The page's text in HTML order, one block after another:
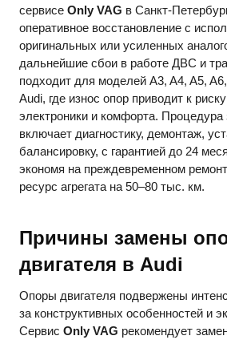
сервисе Only VAG в Санкт-
оперативное восстановление с
оригинальных или усиленных
дальнейшие сбои в работе ДВС и
подходит для моделей A3, A4, A5,
Audi, где износ опор приводит к
электроники и комфорта. Процедура
включает диагностику, демонтаж,
балансировку, с гарантией до 24
экономя на преждевременном
ресурс агрегата на 50–80 тыс. км.
Причины замены
двигателя в Audi
Опоры двигателя подвержены
за конструктивных особенностей и
Сервис Only VAG рекомендует